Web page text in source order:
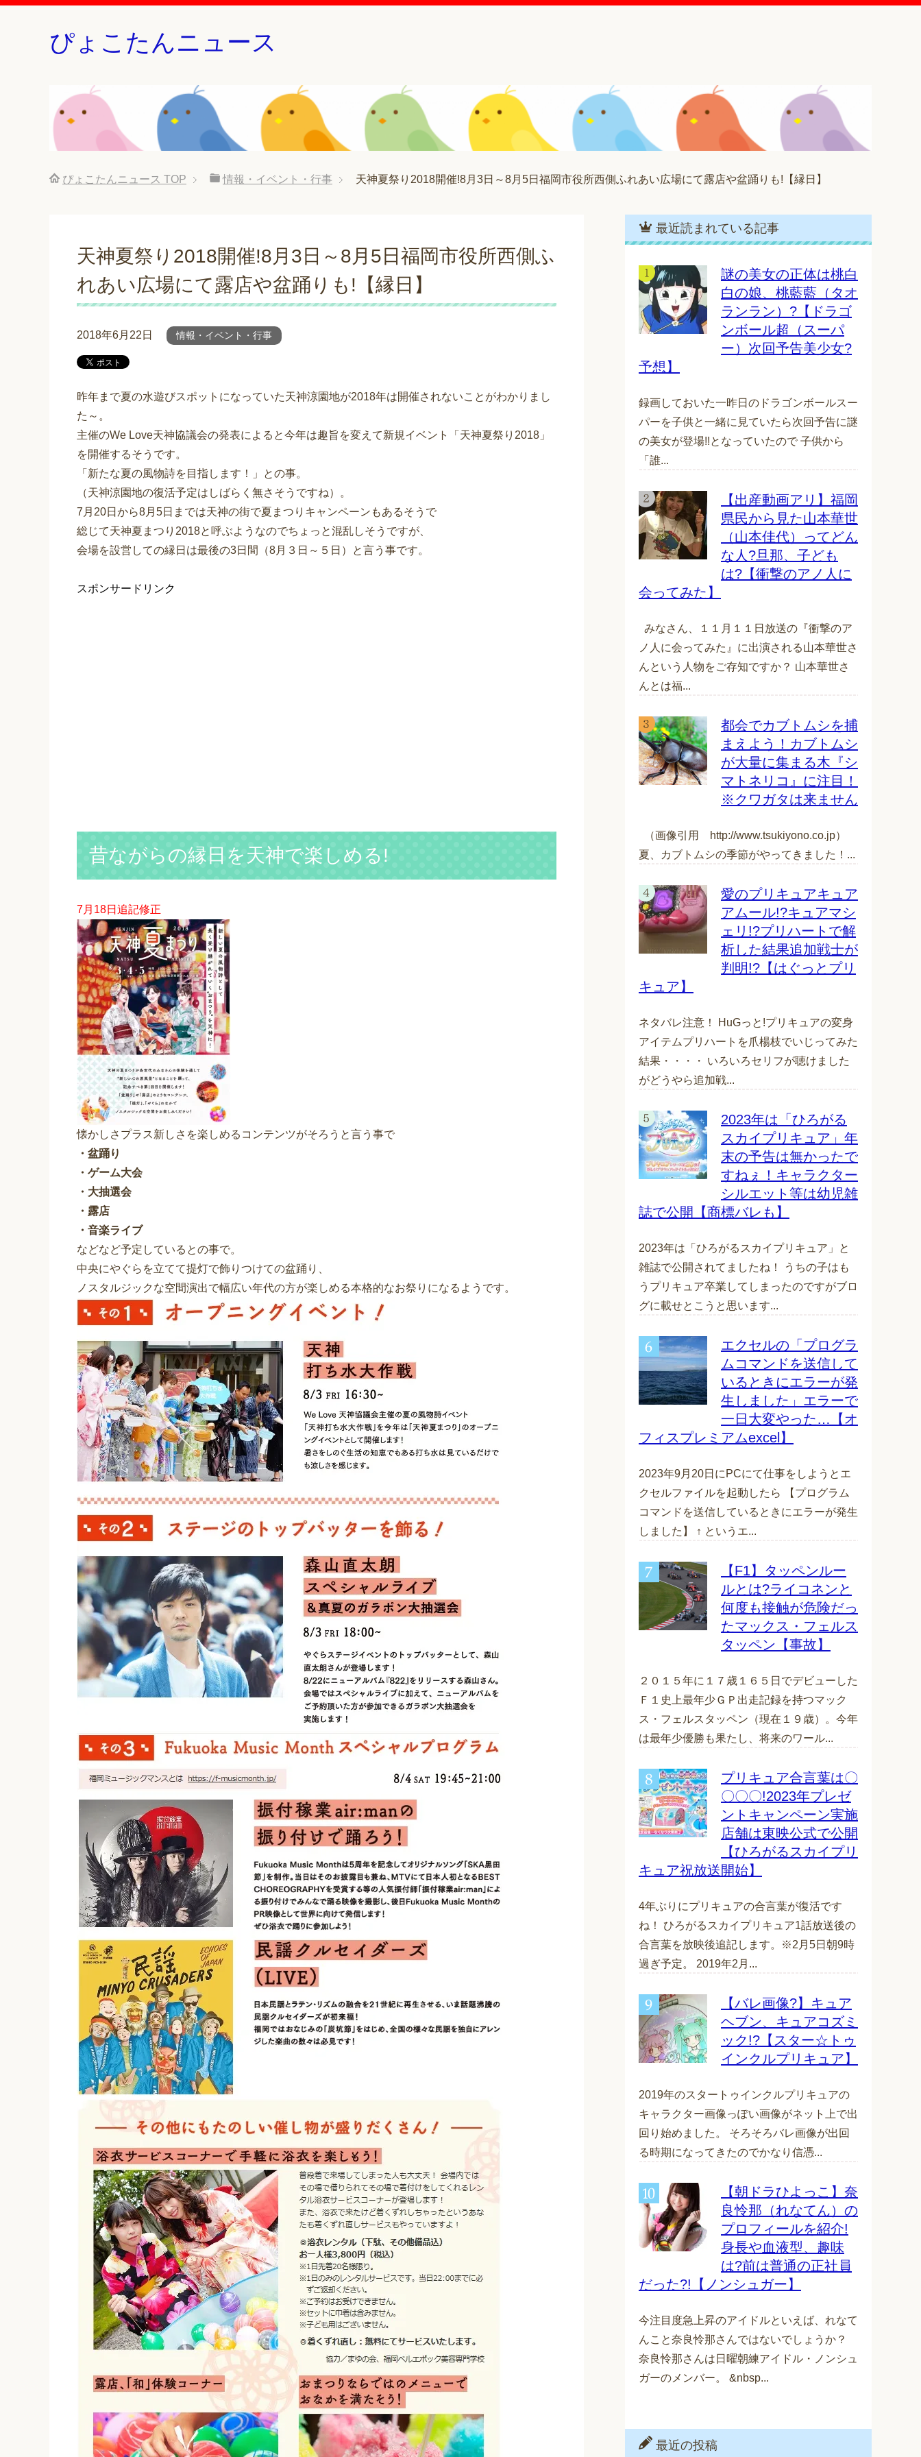
ぴょこたんニュース
ぴょこたんニュース TOP 情報・イベント・行事 天神夏祭り2018開催!8月3日～8月5日福岡市役所西側ふれあい広場にて露店や盆踊りも!【縁日】
天神夏祭り2018開催!8月3日～8月5日福岡市役所西側ふ
れあい広場にて露店や盆踊りも!【縁日】
2018年6月22日 情報・イベント・行事
昨年まで夏の水遊びスポットになっていた天神涼園地が2018年は開催されないことがわかりまし
た～。
主催のWe Love天神協議会の発表によると今年は趣旨を変えて新規イベント「天神夏祭り2018」
を開催するそうです。
「新たな夏の風物詩を目指します！」との事。
（天神涼園地の復活予定はしばらく無さそうですね）。
7月20日から8月5日までは天神の街で夏まつりキャンペーンもあるそうで
総じて天神夏まつり2018と呼ぶようなのでちょっと混乱しそうですが、
会場を設営しての縁日は最後の3日間（8月３日～５日）と言う事です。
スポンサードリンク
昔ながらの縁日を天神で楽しめる!
7月18日追記修正
懐かしさプラス新しさを楽しめるコンテンツがそろうと言う事で
・盆踊り
・ゲーム大会
・大抽選会
・露店
・音楽ライブ
などなど予定しているとの事で。
中央にやぐらを立てて提灯で飾りつけての盆踊り、
ノスタルジックな空間演出で幅広い年代の方が楽しめる本格的なお祭りになるようです。
最近読まれている記事
謎の美女の正体は桃白
白の娘、桃藍藍（タオ
ランラン）?【ドラゴ
ンボール超（スーパ
ー）次回予告美少女?
予想】
録画しておいた一昨日のドラゴンボールスー
パーを子供と一緒に見ていたら次回予告に謎
の美女が登場!!となっていたので 子供から
「誰...
【出産動画アリ】福岡
県民から見た山本華世
（山本佳代）ってどん
な人?旦那、子ども
は?【衝撃のアノ人に
会ってみた】
みなさん、１１月１１日放送の『衝撃のア
ノ人に会ってみた』に出演される山本華世さ
んという人物をご存知ですか？ 山本華世さ
んとは福...
都会でカブトムシを捕
まえよう！カブトムシ
が大量に集まる木『シ
マトネリコ』に注目！
※クワガタは来ません
（画像引用 http://www.tsukiyono.co.jp）
夏、カブトムシの季節がやってきました！...
愛のプリキュアキュア
アムール!?キュアマシ
ェリ!?プリハートで解
析した結果追加戦士が
判明!?【はぐっとプリ
キュア】
ネタバレ注意！ HuGっと!プリキュアの変身
アイテムプリハートを爪楊枝でいじってみた
結果・・・・ いろいろセリフが聴けました
がどうやら追加戦...
2023年は「ひろがる
スカイプリキュア」年
末の予告は無かったで
すねぇ！キャラクター
シルエット等は幼児雑
誌で公開【商標バレも】
2023年は「ひろがるスカイプリキュア」と
雑誌で公開されてましたね！ うちの子はも
うプリキュア卒業してしまったのですがブロ
グに載せとこうと思います...
エクセルの「プログラ
ムコマンドを送信して
いるときにエラーが発
生しました」エラーで
一日大変やった…【オ
フィスプレミアムexcel】
2023年9月20日にPCにて仕事をしようとエ
クセルファイルを起動したら 【プログラム
コマンドを送信しているときにエラーが発生
しました】 ↑ というエ...
【F1】タッペンルー
ルとは?ライコネンと
何度も接触が危険だっ
たマックス・フェルス
タッペン【事故】
２０１５年に１７歳１６５日でデビューした
Ｆ１史上最年少ＧＰ出走記録を持つマック
ス・フェルスタッペン（現在１９歳）。今年
は最年少優勝も果たし、将来のワール...
プリキュア合言葉は〇
〇〇〇!2023年プレゼ
ントキャンペーン実施
店舗は東映公式で公開
【ひろがるスカイプリ
キュア祝放送開始】
4年ぶりにプリキュアの合言葉が復活です
ね！ ひろがるスカイプリキュア1話放送後の
合言葉を放映後追記します。※2月5日朝9時
過ぎ予定。 2019年2月...
【バレ画像?】キュア
ヘブン、キュアコズミ
ック!?【スター☆トゥ
インクルプリキュア】
2019年のスタートゥインクルプリキュアの
キャラクター画像っぽい画像がネット上で出
回り始めました。 そろそろバレ画像が出回
る時期になってきたのでかなり信憑...
【朝ドラひよっこ】奈
良怜那（れなてん）の
プロフィールを紹介!
身長や血液型、趣味
は?前は普通の正社員
だった?!【ノンシュガー】
今注目度急上昇のアイドルといえば、れなて
んこと奈良怜那さんではないでしょうか？
奈良怜那さんは日曜朝練アイドル・ノンシュ
ガーのメンバー。 &nbsp...
最近の投稿